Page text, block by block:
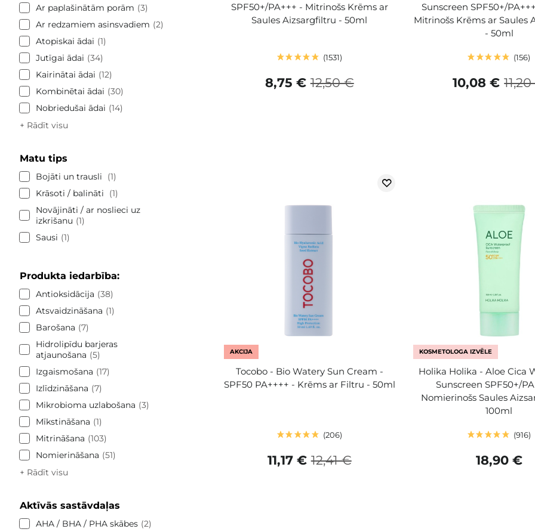
Ar paplašinātām porām
3
Ar redzamiem asinsvadiem
2
Atopiskai ādai
1
Jutīgai ādai
34
Kairinātai ādai
12
Kombinētai ādai
30
Nobriedušai ādai
14
+ Rādīt visu
Matu tips
Bojāti un trausli
1
Krāsoti / balināti
1
Novājināti / ar noslieci uz
izkrišanu
1
Sausi
1
Produkta iedarbība:
Antioksidācija
38
Atsvaidzināšana
1
Barošana
7
Hidrolipīdu barjeras
atjaunošana
5
Izgaismošana
17
Izlīdzināšana
7
Mikrobioma uzlabošana
3
Mīkstināšana
1
Mitrināšana
103
Nomierināšana
51
+ Rādīt visu
Aktīvās sastāvdaļas
AHA / BHA / PHA skābes 2
SPF50+/PA+++ - Mitrinošs Krēms ar
Saules Aizsargfiltru - 50ml
1531
12,50 €
8,75 €
Sunscreen SPF50+/
Mitrinošs Krēms ar Saules
- 50ml
156
10,08 €
AKCIJA
Tocobo - Bio Watery Sun Cream -
SPF50 PA++++ - Krēms ar Filtru - 50ml
206
12,41 €
11,17 €
KOSMETOLOGA IZVĒLE
Holika Holika - Aloe Cica
Sunscreen SPF50+/
Nomierinošs Saules
100ml
916
18,90 €